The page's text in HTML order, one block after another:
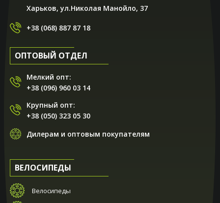
подобрать вам железного друга на любой вкус!!!
Харьков, ул.Николая Манойло, 37
+38 (068) 887 87 18
ОПТОВЫЙ ОТДЕЛ
Мелкий опт:
+38 (096) 960 03 14
Крупный опт:
+38 (050) 323 05 30
Дилерам и оптовым покупателям
ВЕЛОСИПЕДЫ
Велосипеды